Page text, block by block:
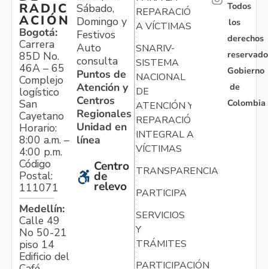
RADIC
ACIÓN
Bogotá:
Carrera
85D No.
46A – 65
Complejo
logístico
San
Cayetano
Horario:
8:00 a.m. –
4:00 p.m.
Código
Postal:
111071
Medellín:
Calle 49
No 50-21
piso 14
Edificio del
Sábado,
Domingo y
Festivos
Auto
consulta
Puntos de
Atención y
Centros
Regionales
Unidad en
línea
Centro
de
relevo
REPARACIÓN
A VÍCTIMAS
SNARIV-
SISTEMA
NACIONAL
DE
ATENCIÓN Y
REPARACIÓN
INTEGRAL A
VÍCTIMAS
TRANSPARENCIA
PARTICIPA
SERVICIOS
Y
TRÁMITES
PARTICIPACIÓN
Todos
los
derechos
Gobierno
de
Colombia